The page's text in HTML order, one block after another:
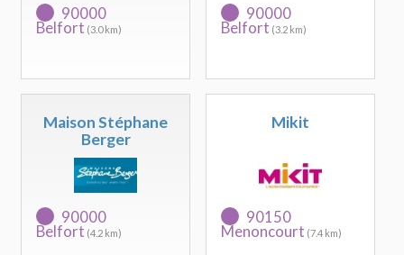
90000
Belfort (3.0 km)
90000
Belfort (3.2 km)
Maison Stéphane
Berger
90000
Belfort (4.2 km)
Mikit
90150
Menoncourt (7.4 km)